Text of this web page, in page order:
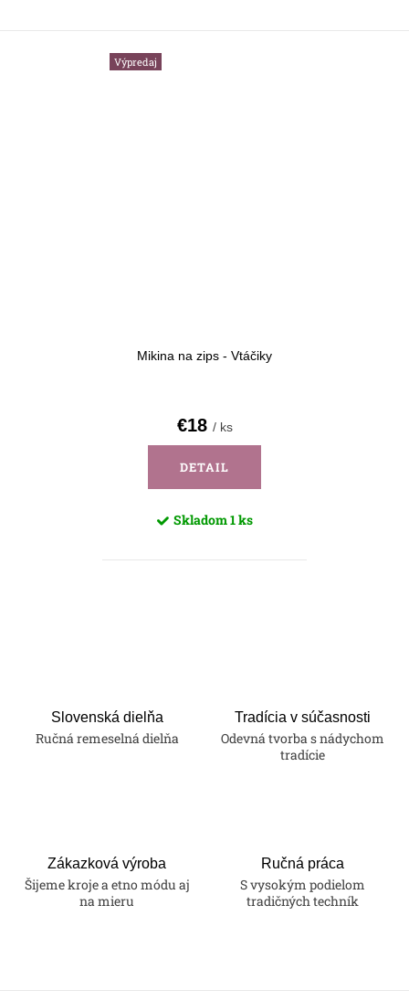
Výpredaj
Mikina na zips - Vtáčiky
€18 / ks
DETAIL
Skladom1 ks
Slovenská dielňa
Ručná remeselná dielňa
Tradícia v súčasnosti
Odevná tvorba s nádychom
tradície
Zákazková výroba
Šijeme kroje a etno módu aj
na mieru
Ručná práca
S vysokým podielom
tradičných techník